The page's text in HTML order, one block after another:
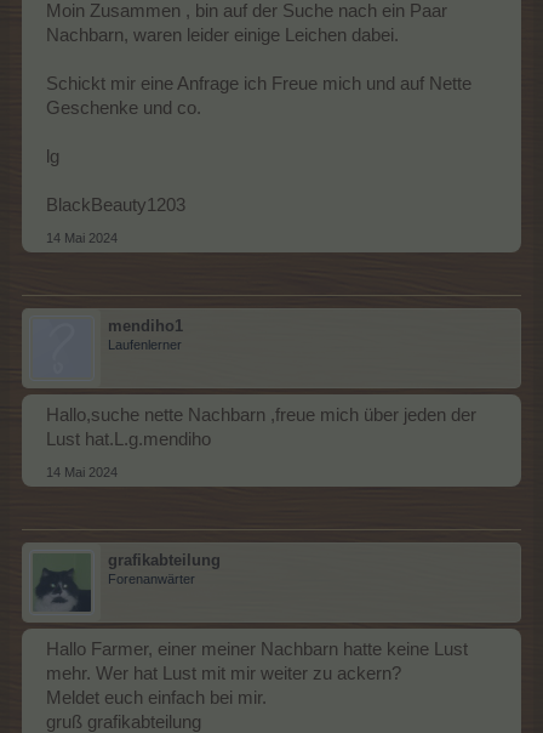
Moin Zusammen , bin auf der Suche nach ein Paar
Nachbarn, waren leider einige Leichen dabei.
Schickt mir eine Anfrage ich Freue mich und auf Nette
Geschenke und co.
lg
BlackBeauty1203
14 Mai 2024
mendiho1
Laufenlerner
Hallo,suche nette Nachbarn ,freue mich über jeden der
Lust hat.L.g.mendiho
14 Mai 2024
grafikabteilung
Forenanwärter
Hallo Farmer, einer meiner Nachbarn hatte keine Lust
mehr. Wer hat Lust mit mir weiter zu ackern?
Meldet euch einfach bei mir.
gruß grafikabteilung